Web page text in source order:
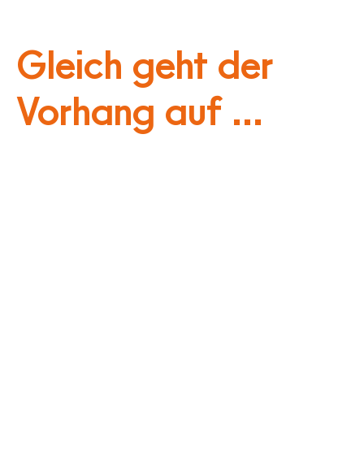
Gleich geht der
Vorhang auf ...